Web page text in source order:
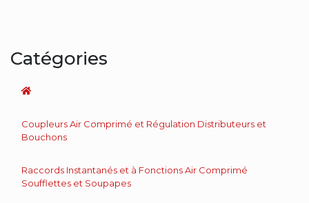
Catégories
Coupleurs Air Comprimé et Régulation Distributeurs et
Bouchons
Raccords Instantanés et à Fonctions Air Comprimé
Soufflettes et Soupapes